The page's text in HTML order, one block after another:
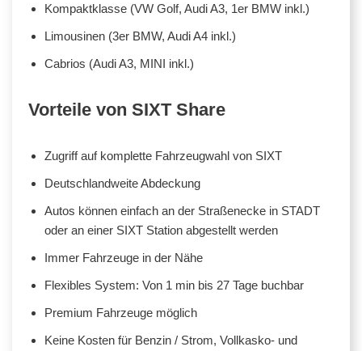
Kompaktklasse (VW Golf, Audi A3, 1er BMW inkl.)
Limousinen (3er BMW, Audi A4 inkl.)
Cabrios (Audi A3, MINI inkl.)
Vorteile von SIXT Share
Zugriff auf komplette Fahrzeugwahl von SIXT
Deutschlandweite Abdeckung
Autos können einfach an der Straßenecke in STADT
oder an einer SIXT Station abgestellt werden
Immer Fahrzeuge in der Nähe
Flexibles System: Von 1 min bis 27 Tage buchbar
Premium Fahrzeuge möglich
Keine Kosten für Benzin / Strom, Vollkasko- und